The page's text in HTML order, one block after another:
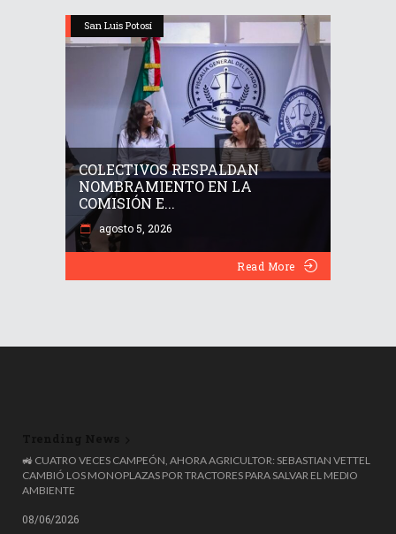
San Luis Potosí
COLECTIVOS RESPALDAN
NOMBRAMIENTO EN LA
COMISIÓN E...
agosto 5, 2026
Read More
🚜 CUATRO VECES CAMPEÓN, AHORA AGRICULTOR: SEBASTIAN VETTEL
CAMBIÓ LOS MONOPLAZAS POR TRACTORES PARA SALVAR EL MEDIO
AMBIENTE
LAS EMPRESAS DESPIDEN A JÓVENES PARA SUSTITUIRLOS CON IA, PERO
EL MIT ADVIERTE: NOS COSTARÁ CARÍSIMO
08/06/2026